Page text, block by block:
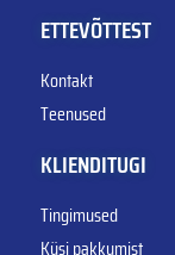
ETTEVÕTTEST
Kontakt
Teenused
KLIENDITUGI
Tingimused
Küsi pakkumist